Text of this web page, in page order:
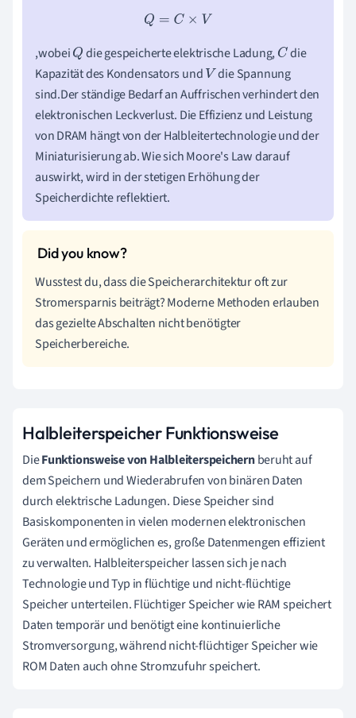
Q =C× V
,wobeiQ die gespeicherte elektrische Ladung, C die
Kapazität des Kondensators und V die Spannung
sind.Der ständige Bedarf an Auffrischen verhindert den
elektronischen Leckverlust. Die Effizienz und Leistung
von DRAM hängt von der Halbleitertechnologie und der
Miniaturisierung ab. Wie sich Moore's Law darauf
auswirkt, wird in der stetigen Erhöhung der
Speicherdichte reflektiert.
Wusstest du, dass die Speicherarchitektur oft zur
Stromersparnis beiträgt? Moderne Methoden erlauben
das gezielte Abschalten nicht benötigter
Speicherbereiche.
Halbleiterspeicher Funktionsweise
DieFunktionsweise von Halbleiterspeichernberuht auf
dem Speichern und Wiederabrufen von binären Daten
durch elektrische Ladungen. Diese Speicher sind
Basiskomponenten in vielen modernen elektronischen
Geräten und ermöglichen es, große Datenmengen effizient
zu verwalten. Halbleiterspeicher lassen sich je nach
Technologie und Typ in flüchtige und nicht-flüchtige
Speicher unterteilen. Flüchtiger Speicher wie RAM speichert
Daten temporär und benötigt eine kontinuierliche
Stromversorgung, während nicht-flüchtiger Speicher wie
ROM Daten auch ohne Stromzufuhr speichert.